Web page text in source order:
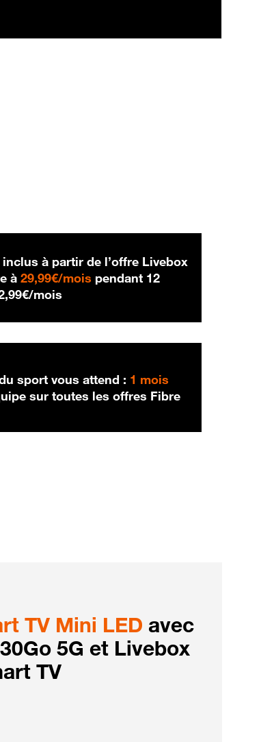
à partir de l’offre Livebox
à29,99€/mois 29,99 € par mois
pendant 12
mois
sport vous attend : 1 mois
sur toutes les offres Fibre
TV Mini LED avec
5G et Livebox
TV